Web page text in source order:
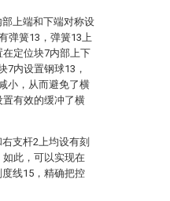
上端和下端对称设
弹簧13，弹簧13上
定位块7内部上下
7内设置钢球13，
小，从而避免了横
有效的缓冲了横
支杆2上均设有刻
此，可以实现在
线15，精确把控